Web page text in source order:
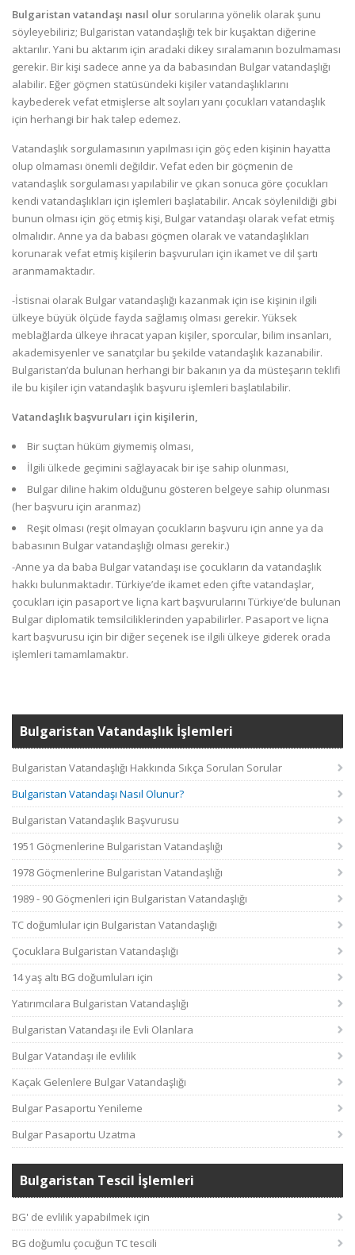
Bulgaristan vatandaşı nasıl olur sorularına yönelik olarak şunu
söyleyebiliriz; Bulgaristan vatandaşlığı tek bir kuşaktan diğerine
aktarılır. Yani bu aktarım için aradaki dikey sıralamanın bozulmaması
gerekir. Bir kişi sadece anne ya da babasından Bulgar vatandaşlığı
alabilir. Eğer göçmen statüsündeki kişiler vatandaşlıklarını
kaybederek vefat etmişlerse alt soyları yanı çocukları vatandaşlık
için herhangi bir hak talep edemez.
Vatandaşlık sorgulamasının yapılması için göç eden kişinin hayatta
olup olmaması önemli değildir. Vefat eden bir göçmenin de
vatandaşlık sorgulaması yapılabilir ve çıkan sonuca göre çocukları
kendi vatandaşlıkları için işlemleri başlatabilir. Ancak söylenildiği gibi
bunun olması için göç etmiş kişi, Bulgar vatandaşı olarak vefat etmiş
olmalıdır. Anne ya da babası göçmen olarak ve vatandaşlıkları
korunarak vefat etmiş kişilerin başvuruları için ikamet ve dil şartı
aranmamaktadır.
-İstisnai olarak Bulgar vatandaşlığı kazanmak için ise kişinin ilgili
ülkeye büyük ölçüde fayda sağlamış olması gerekir. Yüksek
meblağlarda ülkeye ihracat yapan kişiler, sporcular, bilim insanları,
akademisyenler ve sanatçılar bu şekilde vatandaşlık kazanabilir.
Bulgaristan’da bulunan herhangi bir bakanın ya da müsteşarın teklifi
ile bu kişiler için vatandaşlık başvuru işlemleri başlatılabilir.
Vatandaşlık başvuruları için kişilerin,
Bir suçtan hüküm giymemiş olması,
İlgili ülkede geçimini sağlayacak bir işe sahip olunması,
Bulgar diline hakim olduğunu gösteren belgeye sahip olunması
(her başvuru için aranmaz)
Reşit olması (reşit olmayan çocukların başvuru için anne ya da
babasının Bulgar vatandaşlığı olması gerekir.)
-Anne ya da baba Bulgar vatandaşı ise çocukların da vatandaşlık
hakkı bulunmaktadır. Türkiye’de ikamet eden çifte vatandaşlar,
çocukları için pasaport ve liçna kart başvurularını Türkiye’de bulunan
Bulgar diplomatik temsilciliklerinden yapabilirler. Pasaport ve liçna
kart başvurusu için bir diğer seçenek ise ilgili ülkeye giderek orada
işlemleri tamamlamaktır.
Bulgaristan Vatandaşlık İşlemleri
Bulgaristan Vatandaşlığı Hakkında Sıkça Sorulan Sorular
Bulgaristan Vatandaşı Nasıl Olunur?
Bulgaristan Vatandaşlık Başvurusu
1951 Göçmenlerine Bulgaristan Vatandaşlığı
1978 Göçmenlerine Bulgaristan Vatandaşlığı
1989 - 90 Göçmenleri için Bulgaristan Vatandaşlığı
TC doğumlular için Bulgaristan Vatandaşlığı
Çocuklara Bulgaristan Vatandaşlığı
14 yaş altı BG doğumluları için
Yatırımcılara Bulgaristan Vatandaşlığı
Bulgaristan Vatandaşı ile Evli Olanlara
Bulgar Vatandaşı ile evlilik
Kaçak Gelenlere Bulgar Vatandaşlığı
Bulgar Pasaportu Yenileme
Bulgar Pasaportu Uzatma
Bulgaristan Tescil İşlemleri
BG' de evlilik yapabilmek için
BG doğumlu çocuğun TC tescili